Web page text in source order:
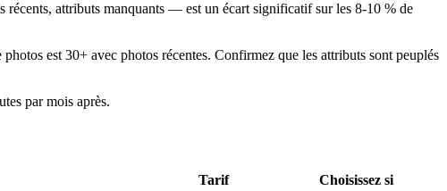
attributs manquants — est un écart significatif sur les 8-10 % de
est 30+ avec photos récentes. Confirmez que les attributs sont peuplés
par mois après.
Tarif Choisissez si